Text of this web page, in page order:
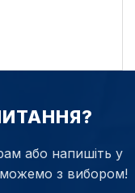
або напишіть у
з вибором!